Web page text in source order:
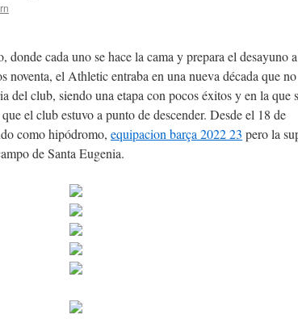
donde cada uno se hace la cama y prepara el desayuno
noventa, el Athletic entraba en una nueva década que no
del club, siendo una etapa con pocos éxitos y en la que
el club estuvo a punto de descender. Desde el 18 de
como hipódromo, equipacion barça 2022 23 pero la
de Santa Eugenia.